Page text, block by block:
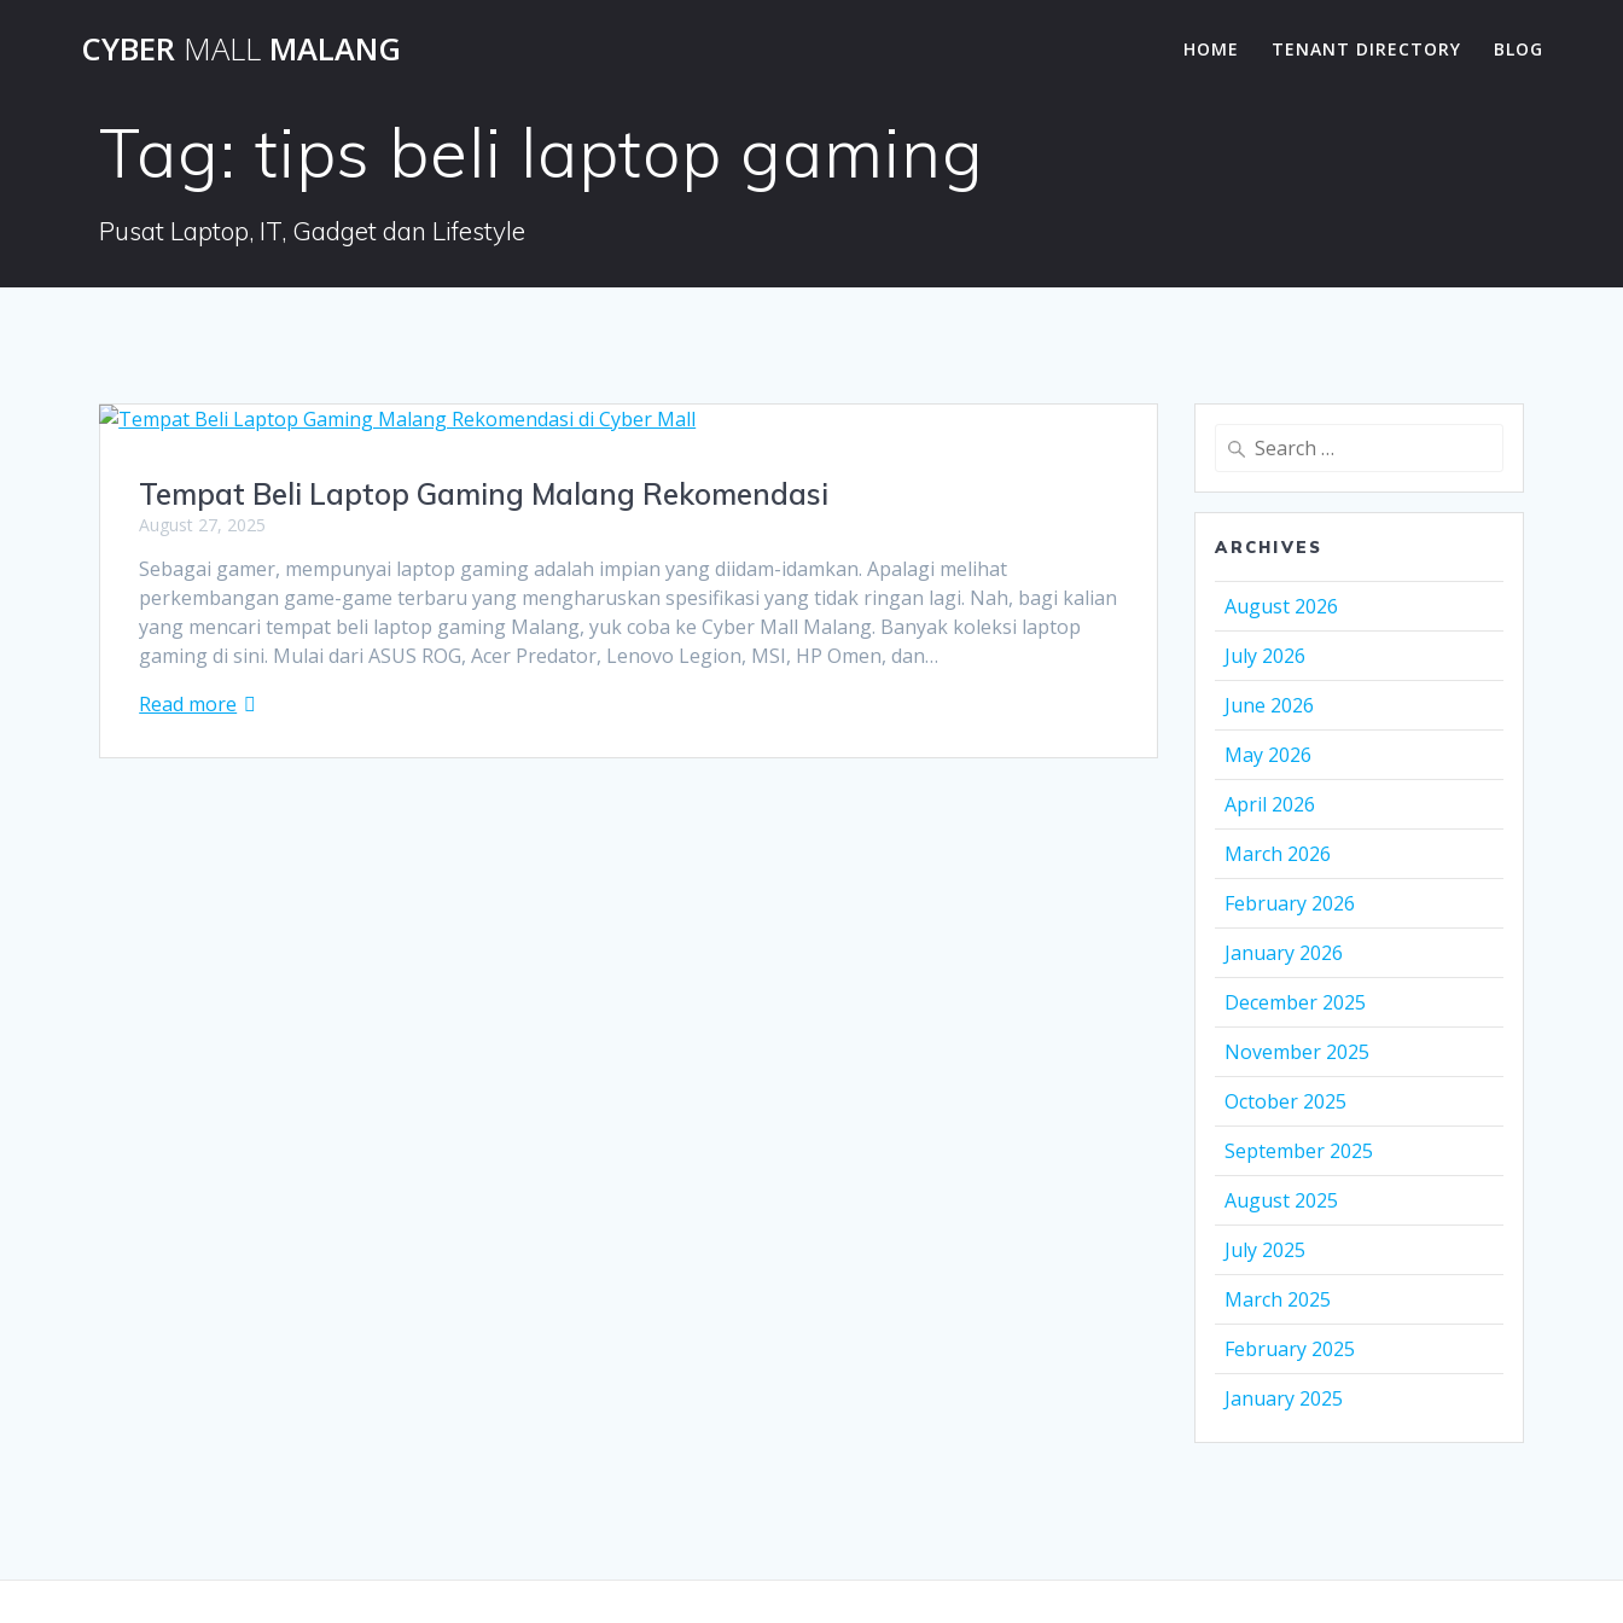
CYBER MALL MALANG HOME TENANT DIRECTORY BLOG
Tag: tips beli laptop gaming
Pusat Laptop, IT, Gadget dan Lifestyle
Tempat Beli Laptop Gaming Malang Rekomendasi
August 27, 2025
Sebagai gamer, mempunyai laptop gaming adalah impian yang diidam-idamkan. Apalagi melihat
perkembangan game-game terbaru yang mengharuskan spesifikasi yang tidak ringan lagi. Nah, bagi kalian
yang mencari tempat beli laptop gaming Malang, yuk coba ke Cyber Mall Malang. Banyak koleksi laptop
gaming di sini. Mulai dari ASUS ROG, Acer Predator, Lenovo Legion, MSI, HP Omen, dan…
Read more
Search
ARCHIVES
August 2026
July 2026
June 2026
May 2026
April 2026
March 2026
February 2026
January 2026
December 2025
November 2025
October 2025
September 2025
August 2025
July 2025
March 2025
February 2025
January 2025